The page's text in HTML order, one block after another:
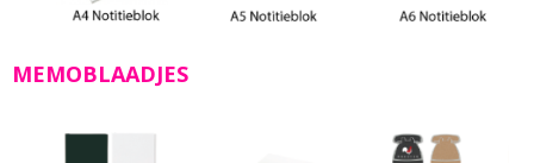
MEMOBLAADJES